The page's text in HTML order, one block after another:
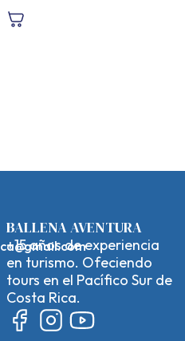
BALLENA AVENTURA
+15 años de experiencia
en turismo. Ofeciendo
tours en el Pacífico Sur de
Costa Rica.